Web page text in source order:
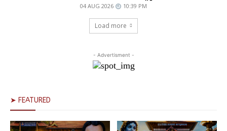
04 AUG 2026 10:39 PM
Load more
- Advertisment -
➤ FEATURED